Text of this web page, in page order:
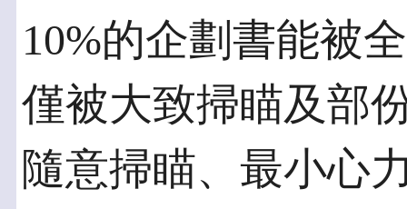
10%的企劃書能被
僅被大致掃瞄及部
隨意掃瞄、最小心